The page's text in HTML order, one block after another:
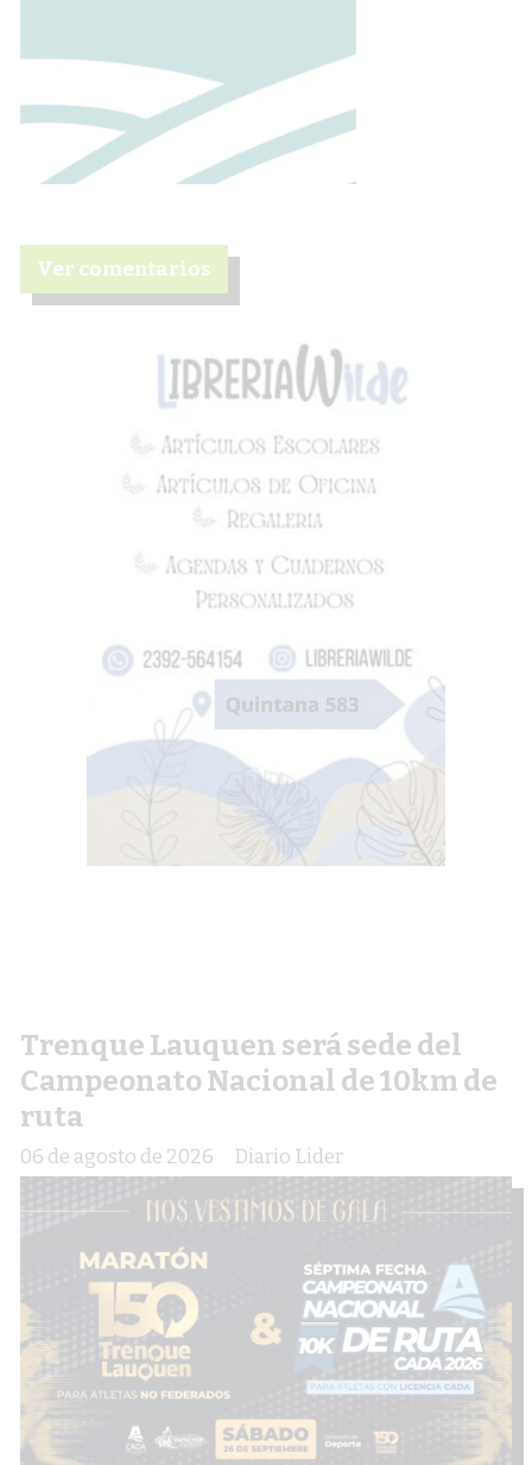
Ver comentarios
Trenque Lauquen será sede del
Campeonato Nacional de 10km de
ruta
Diario Lider
06 de agosto de 2026